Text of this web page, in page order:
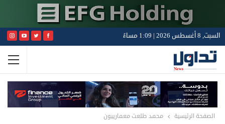
السبت, 8 أغسطس 2026 | 1:09 مساءً
الصفحة الرئيسية محمد طلعت معمارييون